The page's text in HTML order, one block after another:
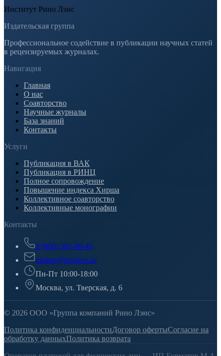
Институт Рино Лэнс
Издательская группа
Профессиональное содействие в публикации научных статей
в рецензируемых журналах.
Навигация
Главная
О нас
Соавторство
Научные журналы
База знаний
Контакты
Услуги
Публикация в ВАК
Публикация в РИНЦ
Полное сопровождение
Повышение индекса Хирша
Коллективное соавторство
Коллективные монографии
Контакты
8 (800) 301-88-45
institut@rinolens.ru
Пн-Пт 10:00-18:00
Москва, ул. Тверская, д. 6
© 2026 ООО «Группа компаний Рино Лэнс»
Политика конфиденциальностиДоговор офертыСогласие на
обработку данныхПолитика возврата